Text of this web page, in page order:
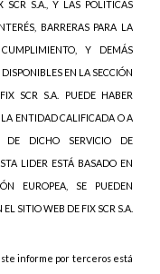
S.A., Y LAS POLÍTICAS
BARRERAS PARA LA
Y DEMÁS
EN LA SECCIÓN
SCR S.A. PUEDE HABER
ENTIDAD CALIFICADA O A
DE DICHO SERVICIO DE
LIDER ESTÁ BASADO EN
EUROPEA, SE PUEDEN
SITIO WEB DE FIX SCR S.A.
informe por terceros está